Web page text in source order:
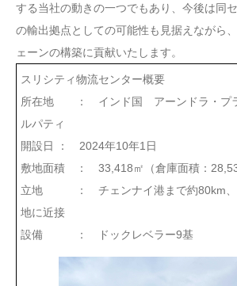
する当社の動きの一つでもあり、今後は同
の輸出拠点としての可能性も見据えながら
ェーンの構築に貢献いたします。
スリシティ物流センター概要
所在地 ： インド国 アーンドラ・プ
ルパティ
開設日 ： 2024年10年1日
敷地面積 ： 33,418㎡（倉庫面積：
立地 ： チェンナイ港まで約80km、
地に近接
設備 ： ドックレベラー9基